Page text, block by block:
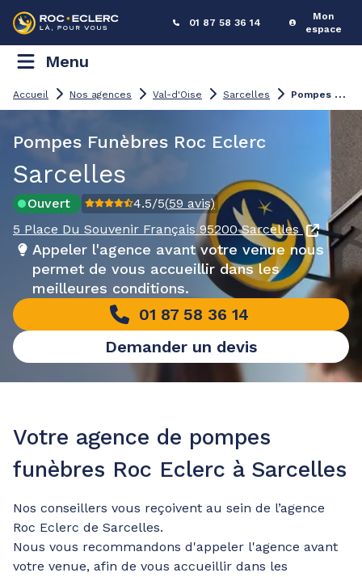
01 87 58 36 14
Mon
espace
Menu
Accueil Nos agences Val-d'Oise Sarcelles P
ompes Funèbres Sarcelles
Pompes Funèbres Roc Eclerc
Sarcelles
Ouvert 4.5/5(59 avis)
5 Place Du Souvenir Français 95200 Sarcelles
01 87 58 36 14
Demander un devis
Appeler l'agence avant votre venue nous
permet de vous accueillir dans les
meilleures conditions.
Votre agence de pompes
funèbres Roc Eclerc à Sarcelles
Nos conseillers vous reçoivent au sein de l’agence
Roc Eclerc de Sarcelles.
Nous vous recommandons d'appeler l'agence avant
votre venue, afin de vous accueillir dans les